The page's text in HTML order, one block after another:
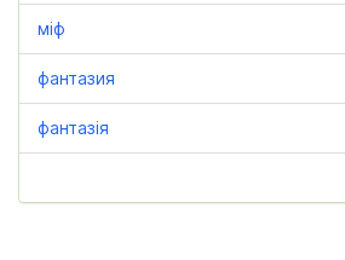
міф
фантазия
фантазія